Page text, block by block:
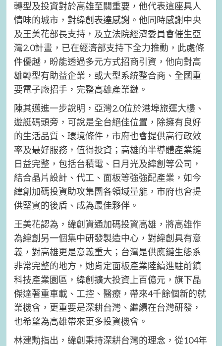
轉型及投資對於高雄至關重要，他代表這座具人
情味的城市，對緯創表達感謝。他同時感謝中央
及王美花部長支持，及立法院經濟委員會催生亞
灣2.0計畫，已在經濟部支持下全力推動，此處條
件優越，盼能透過多元方式招商引資，他向對高
雄轉型有助益企業，或大型系統整合商、全國重
要電子廠招手，完整高雄產業鏈。
陳其邁進一步說明，亞灣2.0位於港埠旅運大樓、
遊艇碼頭旁，可說是全台絕佳位置，除擁有良好
的生活品質、環境條件，市府也會提供高行政效
率及最好服務，值得投資；高雄的半導體產業鏈
日益完整，包括台積電、日月光及緯創等公司，
結合晶片設計、代工、面板等強強配產業，如今
緯創加碼投資助攻集團各領域量能，市府也會提
供堅實的後盾、成為最佳夥伴。
王美花認為，緯創資通加碼投資高雄，將高雄作
為緯創另一個集中研發製造中心，對緯創具有意
義，對高雄更是意義重大；台灣是供應鏈生態系
非常完整的地方，她肯定面板產業陸續進駐前鎮
科技產業園區，緯創擴大投資上百億元，旗下晶
傑達著重車載、工控、醫療，帶來4千餘個新的就
業機會，更重要是深耕台灣、繼續在台灣研發，
也希望為高雄帶來更多投資機會。
林建勳指出，緯創秉持深耕台灣的理念，從104年